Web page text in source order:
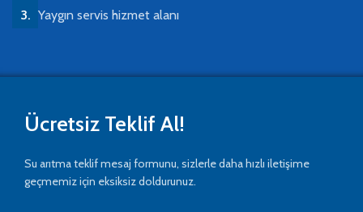
Yaygın servis hizmet alanı
Ücretsiz Teklif Al!
Su arıtma teklif mesaj formunu, sizlerle daha hızlı iletişime
geçmemiz için eksiksiz doldurunuz.